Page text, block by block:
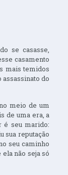
se casasse,
casamento
mais temidos
do
meio de um
de uma era, a
é seu marido:
sua reputação
seu caminho
não seja só